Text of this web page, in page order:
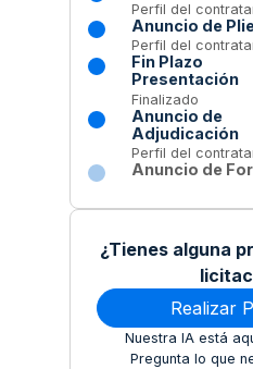
Perfil del
Anuncio de
Perfil del
Fin Plazo
Presentación
Finalizado
Anuncio de
Adjudicación
Perfil del
Anuncio de
¿Tienes alguna
Realizar
Nuestra IA está
Pregunta lo que